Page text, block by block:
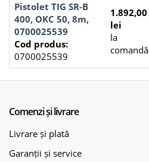
Pistolet TIG SR-B
400, OKC 50, 8m,
0700025539
Cod produs:
0700025539
1.892,00
lei
la
comandă
Comenzi și livrare
Livrare și plată
Garanții și service